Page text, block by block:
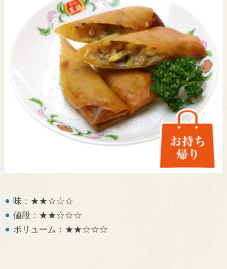
味：★★☆☆☆
値段：★★☆☆☆
ボリューム：★★☆☆☆